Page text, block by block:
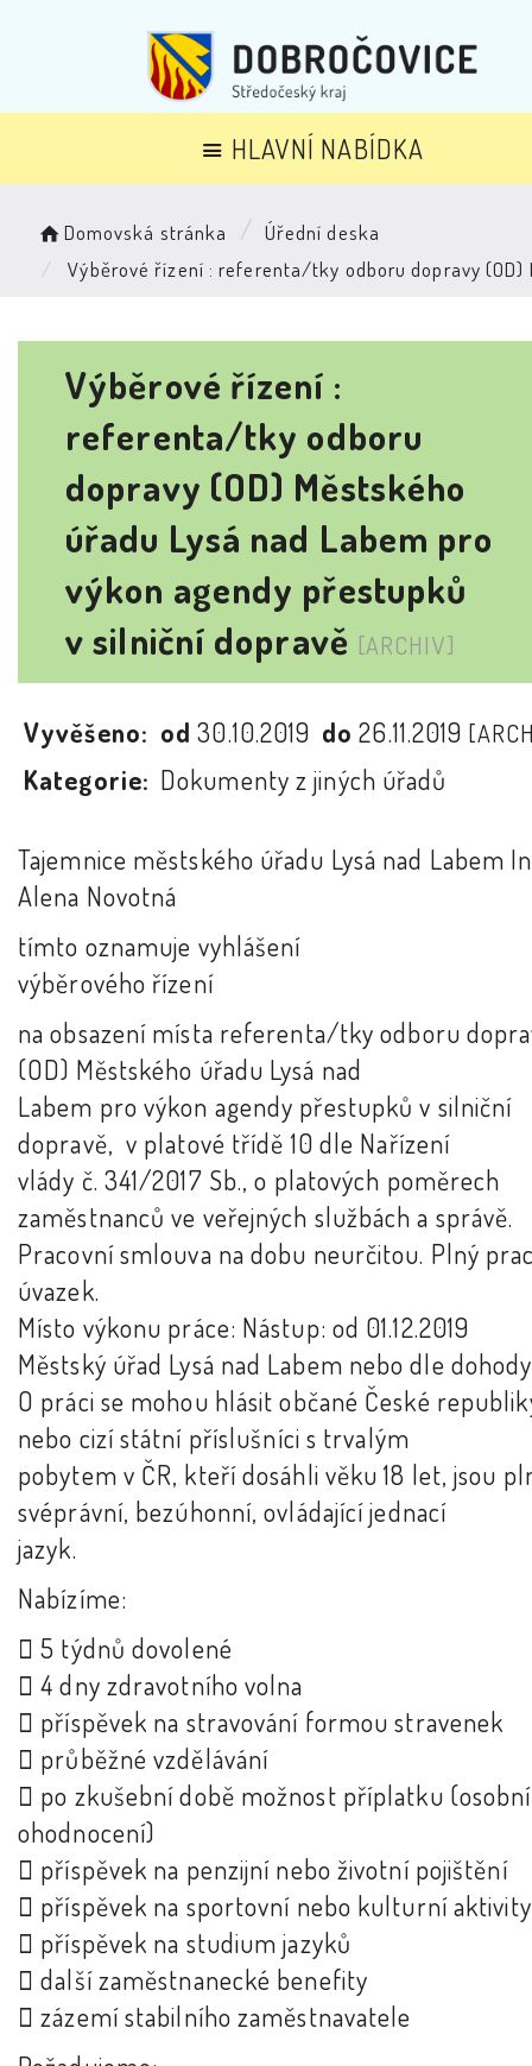
HLAVNÍ NABÍDKA
Domovská stránka
Úřední deska
Výběrové řízení : referenta/tky odboru dopravy
Výběrové řízení :
referenta/tky odboru
dopravy (OD) Městského
úřadu Lysá nad Labem pro
výkon agendy přestupků
v silniční dopravě [ARCHIV]
Vyvěšeno: od30.10.2019 do26.11.2019
Kategorie: Dokumenty z jiných úřadů
Tajemnice městského úřadu Lysá nad Labem
Alena Novotná
tímto oznamuje vyhlášení
výběrového řízení
na obsazení místa referenta/tky odboru
(OD) Městského úřadu Lysá nad
Labem pro výkon agendy přestupků v silniční
dopravě, v platové třídě 10 dle Nařízení
vlády č. 341/2017 Sb., o platových poměrech
zaměstnanců ve veřejných službách a správě.
Pracovní smlouva na dobu neurčitou. Plný
úvazek.
Místo výkonu práce: Nástup: od 01.12.2019
Městský úřad Lysá nad Labem nebo dle dohody
O práci se mohou hlásit občané České
nebo cizí státní příslušníci s trvalým
pobytem v ČR, kteří dosáhli věku 18 let, jsou
svéprávní, bezúhonní, ovládající jednací
jazyk.
Nabízíme:
 5 týdnů dovolené
 4 dny zdravotního volna
 příspěvek na stravování formou stravenek
 průběžné vzdělávání
 po zkušební době možnost příplatku (osobní
ohodnocení)
 příspěvek na penzijní nebo životní pojištění
 příspěvek na sportovní nebo kulturní aktivity
 příspěvek na studium jazyků
 další zaměstnanecké benefity
 zázemí stabilního zaměstnavatele